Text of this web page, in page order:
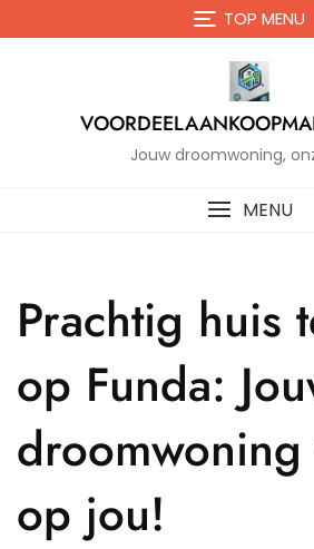
de
TOP MENU
Jouw droomwoning,
MENU
Prachtig huis
op Funda:
op jou!